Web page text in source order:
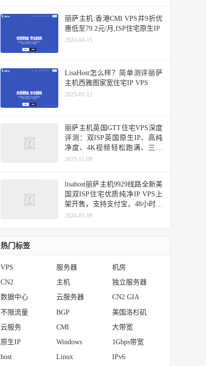
丽萨主机:香港CMI VPS并9折优
惠低至79.2元/月,ISP住宅原生IP
2024-04-15
LisaHost怎么样？简单测评丽萨
主机西雅图家宽住宅IP VPS
2025-01-12
丽萨主机英国GTT住宅VPS深度
评测：双ISP英国原生IP、高纯
净度、4K视频轻松跑满、三网
基本直连
2025-11-09
lisahost丽萨主机9929线路全新美
国双ISP住宅优质纯净IP VPS上
架开售，支持支付宝，48小时无
条件退款
2024-03-09
热门标签
VPS 服务器 机房
CN2 主机 独立服务器
数据中心 云服务器 CN2 GIA
不限流量 BGP 美国洛杉矶
云服务 CMI 大带宽
原生IP Windows 1Gbps带宽
host Linux IPv6